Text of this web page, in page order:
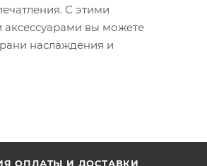
С этими
вы можете
наслаждения и
ОПЛАТЫ И ДОСТАВКИ